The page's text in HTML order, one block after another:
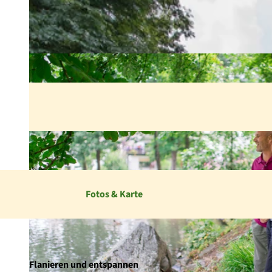
Fotos & Karte
Flanieren und entspannen